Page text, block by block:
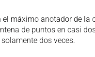
máximo anotador de la
de puntos en casi
dos veces.